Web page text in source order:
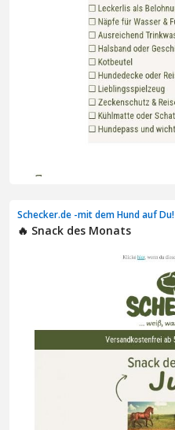
Schecker.de -mit dem Hund auf Du!
🔥 Snack des Monats